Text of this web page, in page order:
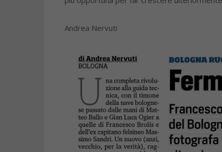
Andrea Nervuti